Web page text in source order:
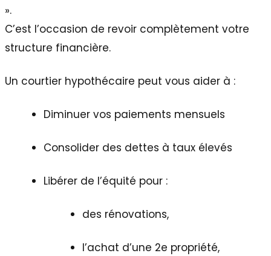
».
C’est l’occasion de revoir complètement votre
structure financière.
Un courtier hypothécaire peut vous aider à :
Diminuer vos paiements mensuels
Consolider des dettes à taux élevés
Libérer de l’équité pour :
des rénovations,
l’achat d’une 2e propriété,